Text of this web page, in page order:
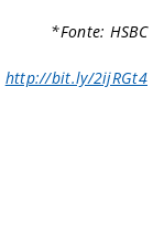
*Fonte: HSBC
http://bit.ly/2ijRGt4